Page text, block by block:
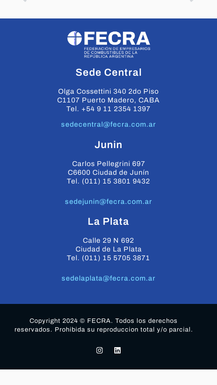
Sede Central
Olga Cossettini 340 2do Piso
C1107 Puerto Madero, CABA
Tel. +54 9 11 2354 1397
sedecentral@fecra.com.ar
Junin
Carlos Pellegrini 697
C6600 Ciudad de Junín
Tel. (011) 15 3801 9432
sedejunin@fecra.com.ar
La Plata
Calle 29 N 692
Ciudad de La Plata
Tel. (011) 15 5705 3871
sedelaplata@fecra.com.ar
Copyright 2024 © FECRA. Todos los derechos
reservados. Prohibida su reproduccion total y/o parcial.